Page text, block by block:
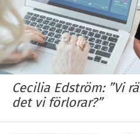
Cecilia Edström: ”Vi
det vi förlorar?”